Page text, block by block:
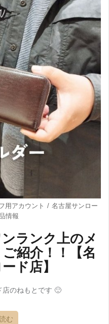
用アカウント
名古屋サンロー
情報
ランク上のメ
紹介！！【名
ド店】
店のねもとです 🙂
む